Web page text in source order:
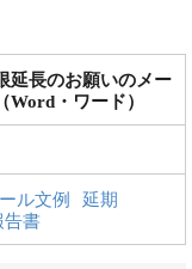
延長のお願いのメー
Word・ワード）
ル文例
延期
告書